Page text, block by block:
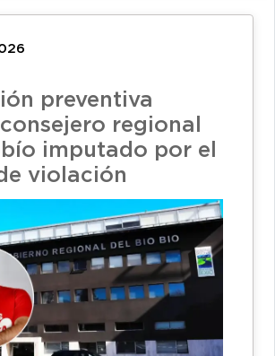
preventiva
regional
imputado por el
violación